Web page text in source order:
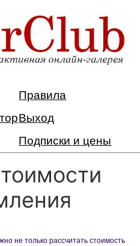
Правила
Выход
Подписки и цены
не только рассчитать стоимость